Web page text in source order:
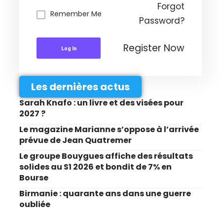
Remember Me
Forgot
Password?
Log In Register Now
Les dernières actus
Sarah Knafo : un livre et des visées pour
2027 ?
Le magazine Marianne s’oppose à l’arrivée
prévue de Jean Quatremer
Le groupe Bouygues affiche des résultats
solides au S1 2026 et bondit de 7% en
Bourse
Birmanie : quarante ans dans une guerre
oubliée